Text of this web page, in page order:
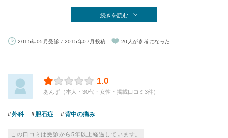
続きを読む
2015年05月受診 / 2015年07月投稿 20人が参考になった
1.0
あんず（本人・30代・女性・掲載口コミ3件）
外科 胆石症 背中の痛み
この口コミは受診から5年以上経過しています。